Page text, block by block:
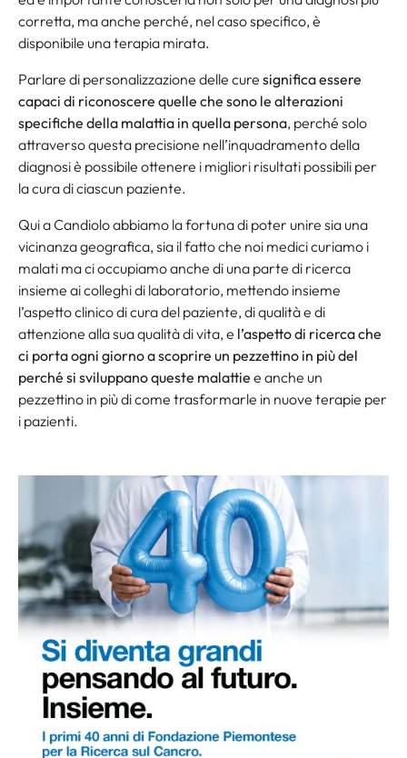
corretta, ma anche perché, nel caso specifico, è
disponibile una terapia mirata.
Parlare di personalizzazione delle cure significa essere
capaci di riconoscere quelle che sono le alterazioni
specifiche della malattia in quella persona, perché solo
attraverso questa precisione nell’inquadramento della
diagnosi è possibile ottenere i migliori risultati possibili per
la cura di ciascun paziente.
Qui a Candiolo abbiamo la fortuna di poter unire sia una
vicinanza geografica, sia il fatto che noi medici curiamo i
malati ma ci occupiamo anche di una parte di ricerca
insieme ai colleghi di laboratorio, mettendo insieme
l’aspetto clinico di cura del paziente, di qualità e di
attenzione alla sua qualità di vita, e l’aspetto di ricerca che
ci porta ogni giorno a scoprire un pezzettino in più del
perché si sviluppano queste malattie e anche un
pezzettino in più di come trasformarle in nuove terapie per
i pazienti.